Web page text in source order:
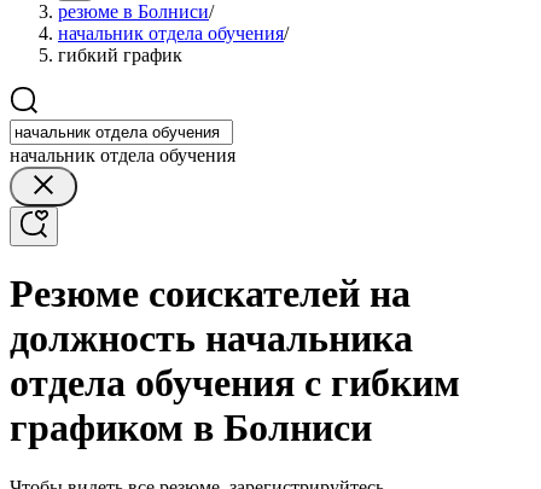
резюме в Болниси/
начальник отдела обучения/
гибкий график
начальник отдела обучения
Резюме соискателей на
должность начальника
отдела обучения с гибким
графиком в Болниси